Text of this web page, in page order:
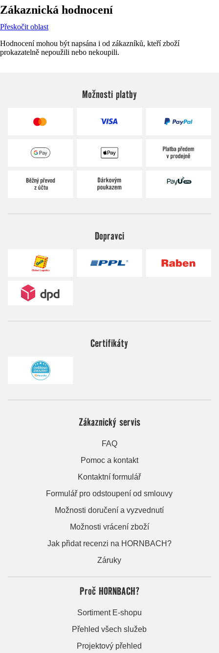
Zákaznická hodnocení
Přeskočit oblast
Hodnocení mohou být napsána i od zákazníků, kteří zboží
prokazatelně nepoužili nebo nekoupili.
Možnosti platby
Dopravci
Certifikáty
Zákaznický servis
FAQ
Pomoc a kontakt
Kontaktní formulář
Formulář pro odstoupení od smlouvy
Možnosti doručení a vyzvednutí
Možnosti vrácení zboží
Jak přidat recenzi na HORNBACH?
Záruky
Proč HORNBACH?
Sortiment E-shopu
Přehled všech služeb
Projektový přehled